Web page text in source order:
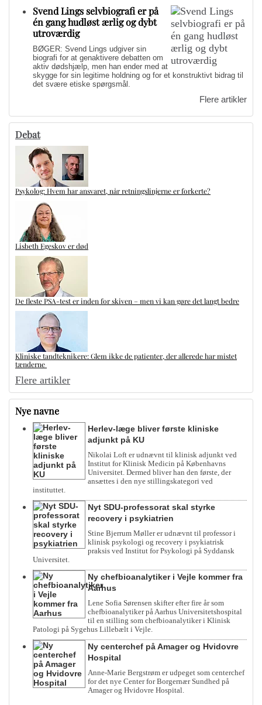
Svend Lings selvbiografi er på
én gang hudløst ærlig og dybt
utroværdig
BØGER: Svend Lings udgiver sin
biografi for at genaktivere debatten om
aktiv dødshjælp, men han ender med at
skygge for sin legitime holdning og for et konstruktivt bidrag til
det svære etiske spørgsmål.
Flere artikler
Debat
Psykolog: Hvem har ansvaret, når retningslinjerne er forkerte?
Lisbeth Egeskov er død
De fleste PSA-test er inden for skiven – men vi kan gøre det langt bedre
Kliniske tandteknikere: Glem ikke de patienter, der allerede har mistet
tænderne
Flere artikler
Nye navne
Herlev-læge bliver første kliniske
adjunkt på KU
Nikolai Loft er udnævnt til klinisk adjunkt ved
Institut for Klinisk Medicin på Københavns
Universitet. Dermed bliver han den første, der
ansættes i den nye stillingskategori ved
instituttet.
Nyt SDU-professorat skal styrke
recovery i psykiatrien
Stine Bjerrum Møller er udnævnt til professor i
klinisk psykologi og recovery i psykiatrisk
praksis ved Institut for Psykologi på Syddansk
Universitet.
Ny chefbioanalytiker i Vejle kommer fra
Aarhus
Lene Sofia Sørensen skifter efter fire år som
chefbioanalytiker på Aarhus Universitetshospital
til en stilling som chefbioanalytiker i Klinisk
Patologi på Sygehus Lillebælt i Vejle.
Ny centerchef på Amager og Hvidovre
Hospital
Anne-Marie Bergstrøm er udpeget som centerchef
for det nye Center for Borgernær Sundhed på
Amager og Hvidovre Hospital.